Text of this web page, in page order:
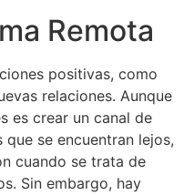
Remota
positivas, como
relaciones. Aunque
es crear un canal de
se encuentran lejos,
cuando se trata de
Sin embargo, hay